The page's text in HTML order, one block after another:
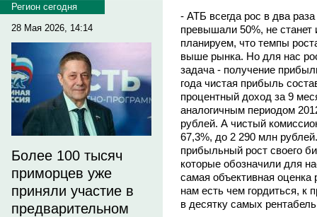
Регион сегодня
28 Мая 2026, 14:14
Более 100 тысяч
приморцев уже
приняли участие в
предварительном
- АТБ всегда рос в два
превышали 50%, не
планируем, что темпы
выше рынка. Но для нас
задача - получение
года чистая прибыль
процентный доход за 9
аналогичным периодом
рублей. А чистый
67,3%, до 2 290 млн
прибыльный рост своего
которые обозначили для
самая объективная
нам есть чем гордиться, к
в десятку самых